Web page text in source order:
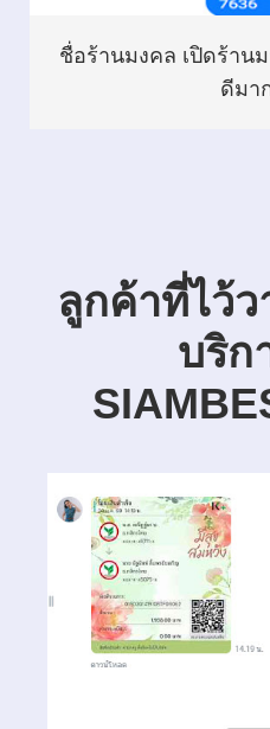
ชื่อร้านมงคล เปิดร้าน
ดีมา
ลูกค้าที่ไว้ว
บริก